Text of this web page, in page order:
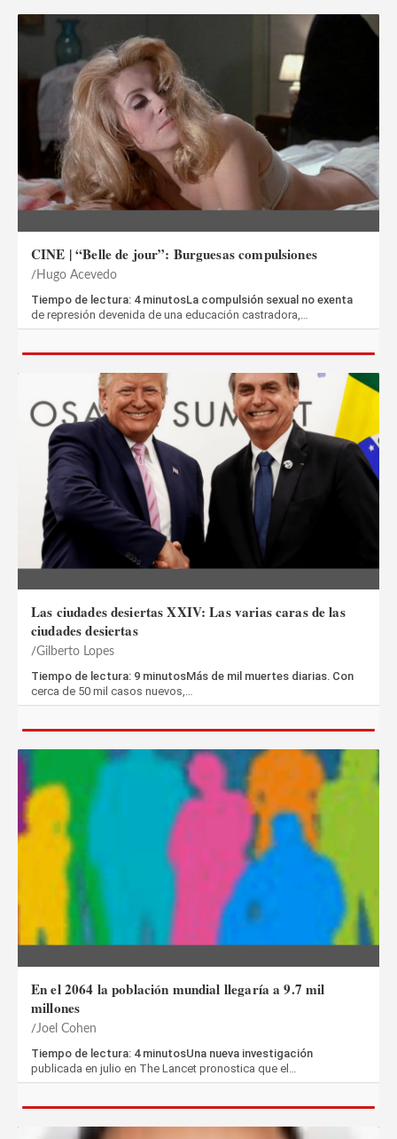
CINE | “Belle de jour”: Burguesas compulsiones
Hugo Acevedo
Tiempo de lectura: 4 minutosLa compulsión sexual no exenta
de represión devenida de una educación castradora,…
Las ciudades desiertas XXIV: Las varias caras de las
ciudades desiertas
Gilberto Lopes
Tiempo de lectura: 9 minutosMás de mil muertes diarias. Con
cerca de 50 mil casos nuevos,…
En el 2064 la población mundial llegaría a 9.7 mil
millones
Joel Cohen
Tiempo de lectura: 4 minutosUna nueva investigación
publicada en julio en The Lancet pronostica que el…